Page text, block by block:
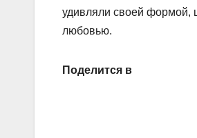
удивляли своей формой,
любовью.
Поделится в